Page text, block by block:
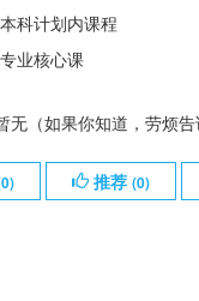
本科计划内课程
专业核心课
无（如果你知道，劳烦告
0) 推荐 (0)